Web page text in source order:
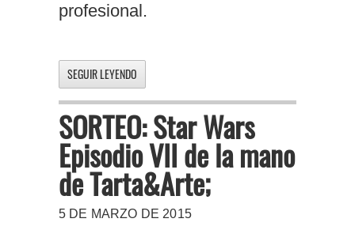
profesional.
SEGUIR LEYENDO
SORTEO: Star Wars
Episodio VII de la mano
de Tarta&Arte;
5 DE MARZO DE 2015